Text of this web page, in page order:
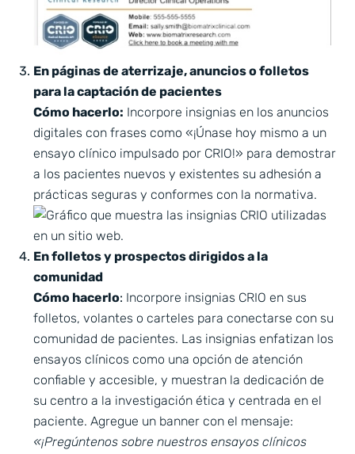
En páginas de aterrizaje, anuncios o folletos
para la captación de pacientes
Cómo hacerlo: Incorpore insignias en los anuncios
digitales con frases como «¡Únase hoy mismo a un
ensayo clínico impulsado por CRIO!» para demostrar
a los pacientes nuevos y existentes su adhesión a
prácticas seguras y conformes con la normativa.
En folletos y prospectos dirigidos a la
comunidad
Cómo hacerlo: Incorpore insignias CRIO en sus
folletos, volantes o carteles para conectarse con su
comunidad de pacientes. Las insignias enfatizan los
ensayos clínicos como una opción de atención
confiable y accesible, y muestran la dedicación de
su centro a la investigación ética y centrada en el
paciente. Agregue un banner con el mensaje:
«¡Pregúntenos sobre nuestros ensayos clínicos